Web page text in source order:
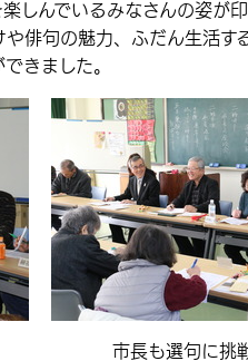
しんでいるみなさんの姿が印
俳句の魅力、ふだん生活す
きました。
市長も選句に挑